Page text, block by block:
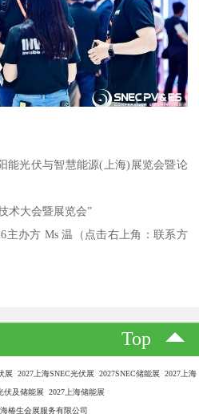
能光伏与智慧能源(上海)展览会暨论
术大会暨展览会”
主办方 Ms 温（点击右上角：联系方
Top
展 2027上海SNEC光伏展 2027SNEC储能展 2027上海
伏及储能展 2027上海储能展
椿生会展服务有限公司